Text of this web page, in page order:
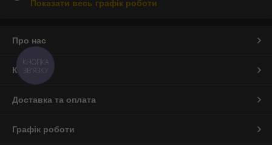
Показати весь графік роботи
Про нас
Контакти
Доставка та оплата
Графік роботи
КНОПКА
ЗВ'ЯЗКУ